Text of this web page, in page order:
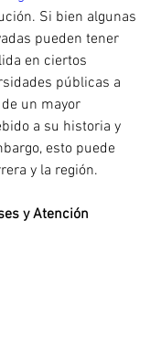
Si bien algunas
pueden tener
en ciertos
públicas a
un mayor
a su historia y
esto puede
y la región.
y Atención